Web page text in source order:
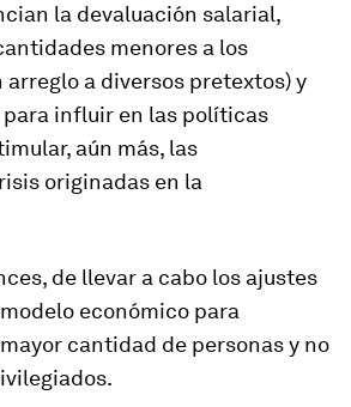
la devaluación salarial,
menores a los
a diversos pretextos) y
influir en las políticas
aún más, las
originadas en la
de llevar a cabo los ajustes
económico para
cantidad de personas y no